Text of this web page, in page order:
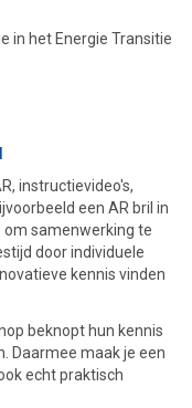
in het Energie Transitie
instructievideo's,
een AR bril in
om samenwerking te
door individuele
kennis vinden
beknopt hun kennis
Daarmee maak je een
echt praktisch